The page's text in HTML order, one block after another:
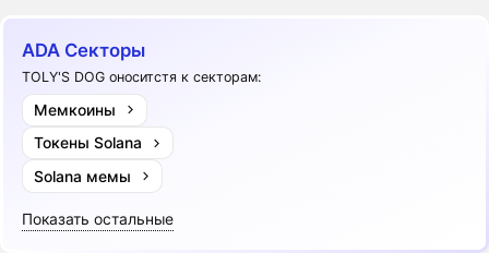
ADA Секторы
TOLY'S DOG оноситстя к секторам:
Мемкоины
Токены Solana
Solana мемы
Показать остальные